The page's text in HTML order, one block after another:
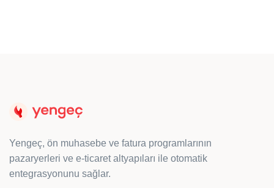
Yengeç, ön muhasebe ve fatura programlarının
pazaryerleri ve e-ticaret altyapıları ile otomatik
entegrasyonunu sağlar.